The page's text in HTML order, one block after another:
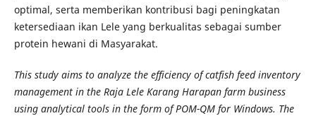
optimal, serta memberikan kontribusi bagi peningkatan
ketersediaan ikan Lele yang berkualitas sebagai sumber
protein hewani di Masyarakat.
This study aims to analyze the efficiency of catfish feed inventory
management in the Raja Lele Karang Harapan farm business
using analytical tools in the form of POM-QM for Windows. The